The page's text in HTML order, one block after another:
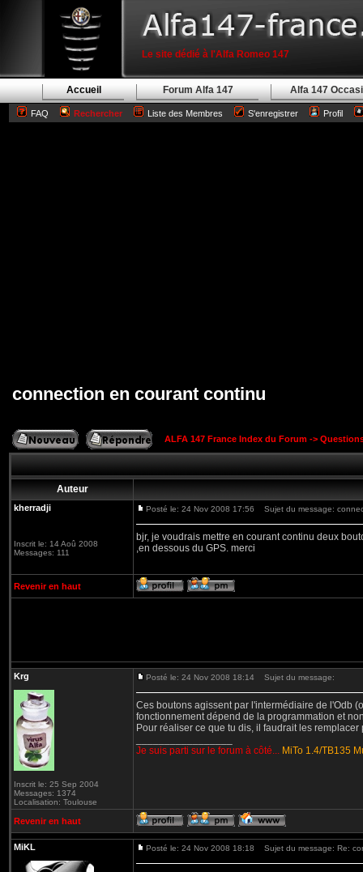
Le site dédié à l'Alfa Romeo 147
Accueil Forum Alfa 147 Alfa 147
FAQ Rechercher Liste des Membres S'enregistrer Profil
connection en courant continu
ALFA 147 France Index du Forum ->
Auteur
kherradji
Inscrit le: 14 Aoû 2008
Messages: 111
Posté le: 24 Nov 2008 17:56 Sujet du message:
bjr, je voudrais mettre en courant continu deux
,en dessous du GPS. merci
Revenir en haut
Krg
Inscrit le: 25 Sep 2004
Messages: 1374
Localisation: Toulouse
Posté le: 24 Nov 2008 18:14 Sujet du message:
Ces boutons agissent par l'intermédiaire de l'Odb
fonctionnement dépend de la programmation et
Pour réaliser ce que tu dis, il faudrait les
Je suis parti sur le forum à côté... MiTo 1.4/TB135
Revenir en haut
MiKL Posté le: 24 Nov 2008 18:18 Sujet du message: Re: